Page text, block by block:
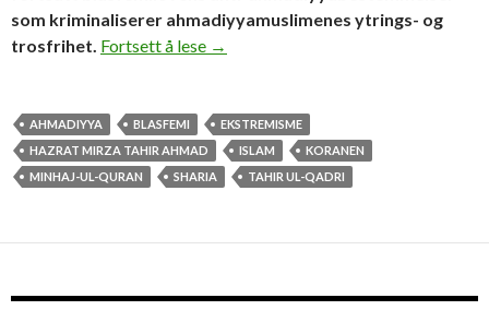
som kriminaliserer ahmadiyyamuslimenes ytrings- og
trosfrihet. Fortsett å lese Ulv i fåreklær
→
AHMADIYYA BLASFEMI
EKSTREMISME
HAZRAT MIRZA TAHIR AHMAD
ISLAM
KORANEN
MINHAJ-UL-QURAN
SHARIA TAHIR UL-QADRI